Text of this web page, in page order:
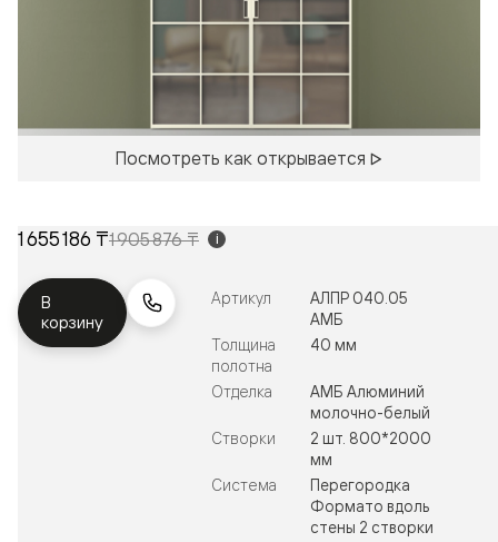
Посмотреть как открывается
1 655 186 ₸1 905 876 ₸ i
В
корзину
Артикул
АЛПР 040.05
АМБ
Толщина
полотна
40 мм
Отделка
АМБ Алюминий
молочно-белый
Створки
2 шт. 800*2000
мм
Система
Перегородка
Формато вдоль
стены 2 створки